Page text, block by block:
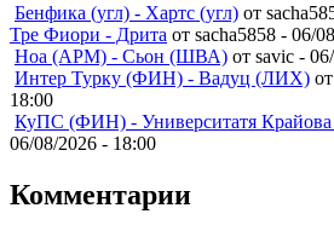
Бенфика (угл) - Хартс (угл) от
Тре Фиори - Дрита от sacha5858 - 06/
Ноа (АРМ) - Сьон (ШВА) от savic -
Интер Турку (ФИН) - Вадуц (ЛИХ)
18:00
КуПС (ФИН) - Университатя
06/08/2026 - 18:00
Комментарии